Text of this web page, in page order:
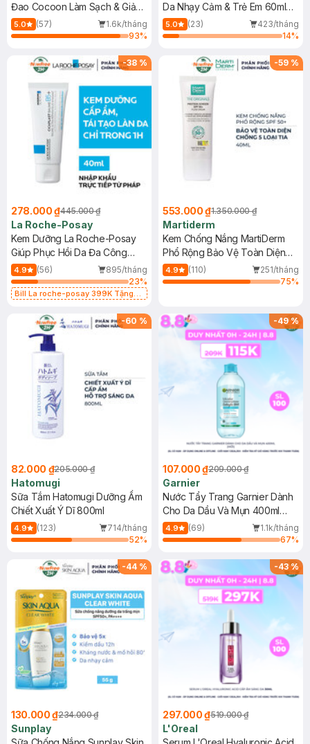
Đao Cocoon Làm Sạch & Giảm
Dầu 500ml
5.0 (57)
1.6k/tháng
93%
Da Nhạy Cảm & Trẻ Em 60ml
(Mới)
5.0 (23)
423/tháng
14%
-38 %
278.000 ₫445.000 ₫
La Roche-Posay
Kem Dưỡng La Roche-Posay
Giúp Phục Hồi Da Đa Công
Dụng 40ml
4.9 (56)
895/tháng
23%
Bill La roche-posay 399K Tặng
(SL có hạn)
-59 %
553.000 ₫1.350.000 ₫
Martiderm
Kem Chống Nắng MartiDerm
Phổ Rộng Bảo Vệ Toàn Diện
40ml
4.9 (110)
251/tháng
75%
-60 %
82.000 ₫205.000 ₫
Hatomugi
Sữa Tắm Hatomugi Dưỡng Ẩm
Chiết Xuất Ý Dĩ 800ml
4.9 (123)
714/tháng
52%
-49%
107.000 ₫209.000 ₫
Garnier
Nước Tẩy Trang Garnier Dành
Cho Da Dầu Và Mụn 400ml
(Mới)
4.9 (69)
1.1k/tháng
67%
-44 %
130.000 ₫234.000 ₫
Sunplay
-43%
297.000 ₫519.000 ₫
L'Oreal